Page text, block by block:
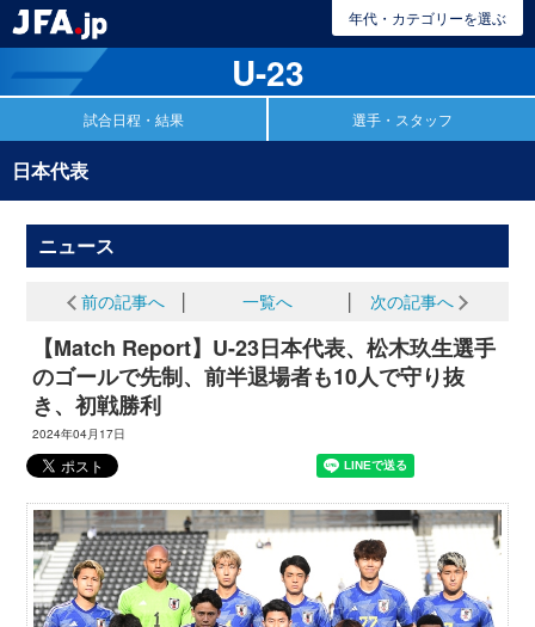
年代・カテゴリーを選ぶ
U-23
試合日程・結果 選手・スタッフ
日本代表
ニュース
前の記事へ 一覧へ 次の記事へ
【Match Report】U-23日本代表、松木玖生選手
のゴールで先制、前半退場者も10人で守り抜
き、初戦勝利
2024年04月17日